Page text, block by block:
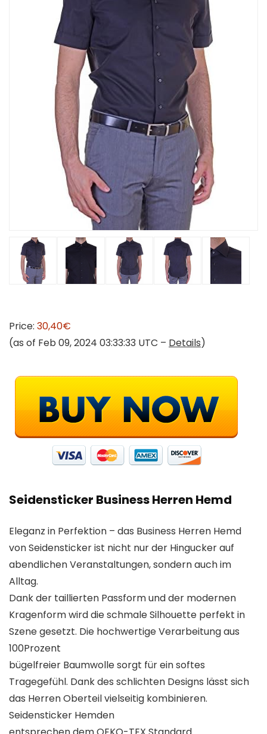
Price: 30,40€
(as of Feb 09, 2024 03:33:33 UTC – Details)
Seidensticker Business Herren Hemd
Eleganz in Perfektion – das Business Herren Hemd
von Seidensticker ist nicht nur der Hingucker auf
abendlichen Veranstaltungen, sondern auch im
Alltag.
Dank der taillierten Passform und der modernen
Kragenform wird die schmale Silhouette perfekt in
Szene gesetzt. Die hochwertige Verarbeitung aus
100Prozent
bügelfreier Baumwolle sorgt für ein softes
Tragegefühl. Dank des schlichten Designs lässt sich
das Herren Oberteil vielseitig kombinieren.
Seidensticker Hemden